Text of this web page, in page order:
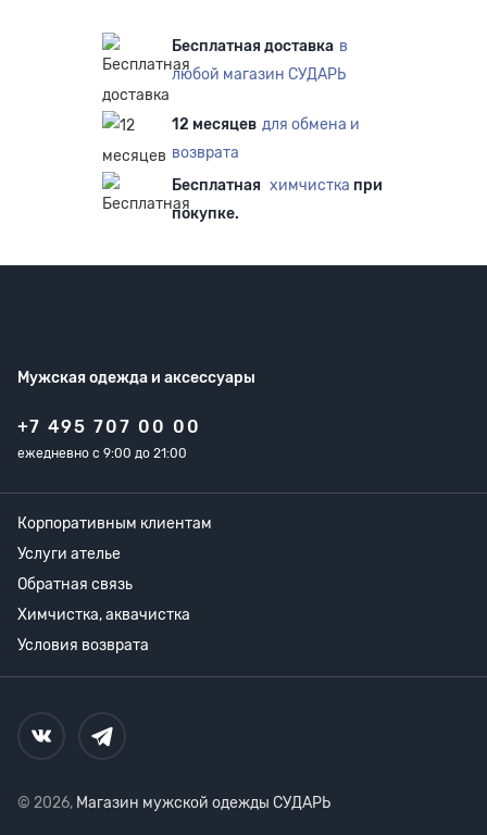
Бесплатная доставка в
любой магазин СУДАРЬ
12 месяцев для обмена и
возврата
Бесплатная химчистка при
покупке.
Мужская одежда и аксессуары
+7 495 707 00 00
ежедневно с 9:00 до 21:00
Корпоративным клиентам
Услуги ателье
Обратная связь
Химчистка, аквачистка
Условия возврата
© 2026, Магазин мужской одежды СУДАРЬ